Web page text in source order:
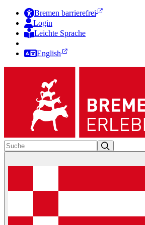
Bremen barrierefrei
Login
Leichte Sprache
English